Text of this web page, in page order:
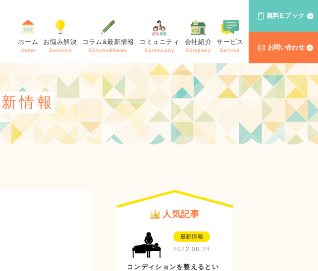
ホーム
Home
お悩み解決
Solution
コラム&最新情報
Column&News
コミュニティ
Community
会社紹介
Company
サービス
Service
無料Eブック
お問い合わせ
情報
人気記事
最新情報
2022.08.24
コンディションを整えるとい